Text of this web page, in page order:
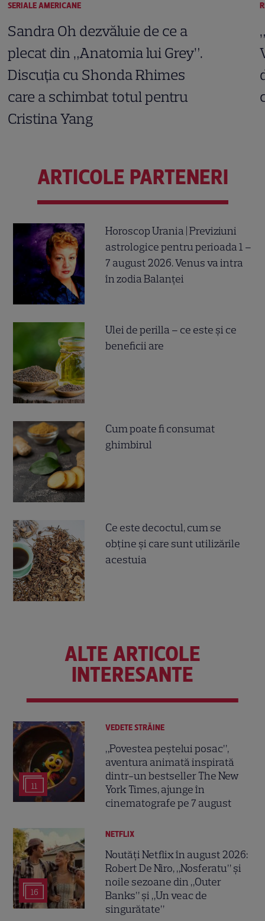
SERIALE AMERICANE
Sandra Oh dezvăluie de ce a
plecat din „Anatomia lui Grey”.
Discuția cu Shonda Rhimes
care a schimbat totul pentru
Cristina Yang
ARTICOLE PARTENERI
Horoscop Urania | Previziuni
astrologice pentru perioada 1 –
7 august 2026. Venus va intra
în zodia Balanței
Ulei de perilla – ce este și ce
beneficii are
Cum poate fi consumat
ghimbirul
Ce este decoctul, cum se
obţine şi care sunt utilizările
acestuia
ALTE ARTICOLE
INTERESANTE
11
VEDETE STRĂINE
„Povestea peștelui posac”,
aventura animată inspirată
dintr-un bestseller The New
York Times, ajunge în
cinematografe pe 7 august
16
NETFLIX
Noutăți Netflix în august 2026:
Robert De Niro, „Nosferatu” și
noile sezoane din „Outer
Banks” și „Un veac de
singurătate”